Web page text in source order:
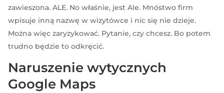
zawieszona. ALE. No właśnie, jest Ale. Mnóstwo firm
wpisuje inną nazwę w wizytówce i nic się nie dzieje.
Można więc zaryzykować. Pytanie, czy chcesz. Bo potem
trudno będzie to odkręcić.
Naruszenie wytycznych
Google Maps